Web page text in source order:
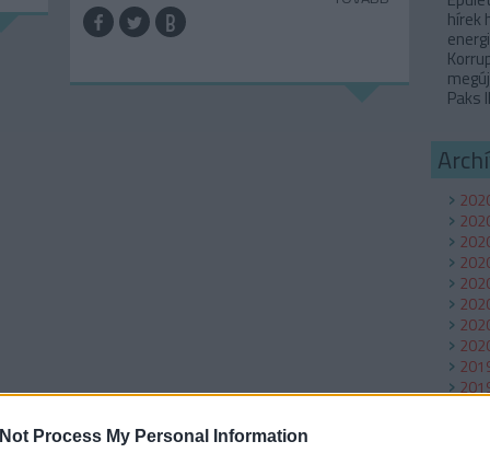
Process My Personal Information
hírek
Paks II